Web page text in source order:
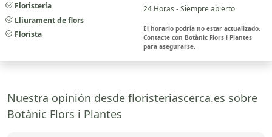
Floristería
Lliurament de flors
Florista
24 Horas - Siempre abierto
El horario podría no estar actualizado.
Contacte con Botànic Flors i Plantes
para asegurarse.
Nuestra opinión desde floristeriascerca.es sobre
Botànic Flors i Plantes